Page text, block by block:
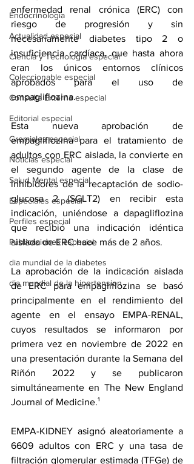
Endocrinología
Actualidad especial
Ciencia y Tecnología especial
Coleccionable especial
Consulta Externa especial
Editorial especial
Gremiales especial
Noticias especial
Salud Mental especial
Especiales especial
Perfiles especial
Publicaciones especial
dia mundial de la diabetes
dia mundial de la hipertension
enfermedad renal crónica (ERC) con
riesgo de progresión y sin
necesariamente diabetes tipo 2
insuficiencia cardíaca, que hasta ahora
eran los únicos entornos clínicos
empagliflozina.
Esta nueva aprobación de
empagliflozina para el tratamiento de
adultos con ERC aislada, la convierte en
el segundo agente de la clase de
inhibidores de la recaptación de sodio-
glucosa 2 (SGLT2) en recibir esta
indicación, uniéndose a dapagliflozina
que recibió una indicación idéntica
aislada de ERC hace más de 2 años.
La aprobación de la indicación aislada
de ERC para empagliflozina se basó
principalmente en el rendimiento del
agente en el ensayo EMPA-RENAL,
cuyos resultados se informaron por
primera vez en noviembre de 2022 en
una presentación durante la Semana del
Riñón 2022 y se publicaron
simultáneamente en The New England
Journal of Medicine.¹
EMPA-KIDNEY asignó aleatoriamente a
6609 adultos con ERC y una tasa de
filtración glomerular estimada (TFGe) de